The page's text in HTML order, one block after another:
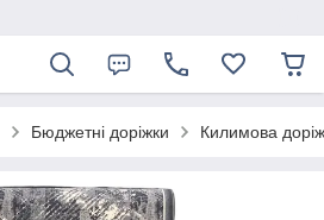
Бюджетні доріжки Килимова